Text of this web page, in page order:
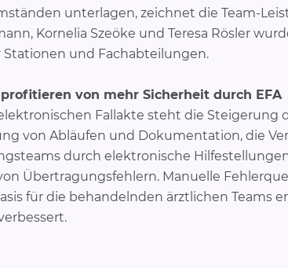
unterlagen, zeichnet die Team-
Kornelia Szeöke und Teresa Rösler
Stationen und Fachabteilungen.
von mehr Sicherheit durch EFA
Fallakte steht die Steigerung
von Abläufen und Dokumentation, die
durch elektronische
Übertragungsfehlern. Manuelle
für die behandelnden ärztlichen Teams